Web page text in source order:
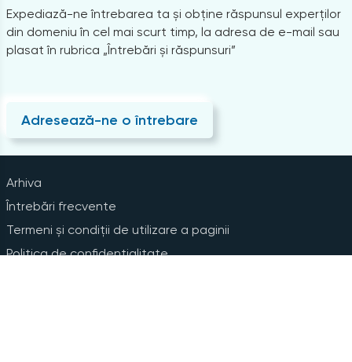
Expediază-ne întrebarea ta și obține răspunsul experților
din domeniu în cel mai scurt timp, la adresa de e-mail sau
plasat în rubrica „Întrebări și răspunsuri”
Adresează-ne o întrebare
Arhiva
Întrebări frecvente
Termeni și condiții de utilizare a paginii
Politica de confidențialitate